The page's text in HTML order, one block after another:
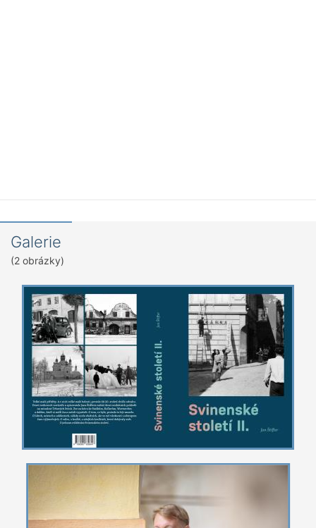
Galerie
(2 obrázky)